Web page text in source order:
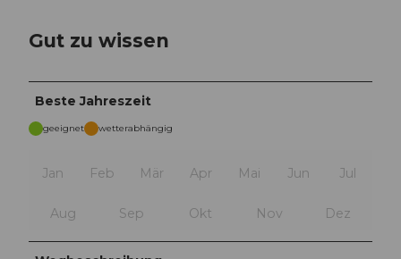
Gut zu wissen
Beste Jahreszeit
geeignet wetterabhängig
Jan Feb Mär Apr Mai Jun Jul
Aug Sep Okt Nov Dez